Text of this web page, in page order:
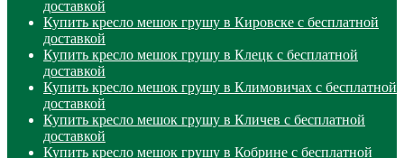
доставкой
Купить кресло мешок грушу в Кировске с бесплатной
доставкой
Купить кресло мешок грушу в Клецк с бесплатной
доставкой
Купить кресло мешок грушу в Климовичах с бесплатной
доставкой
Купить кресло мешок грушу в Кличев с бесплатной
доставкой
Купить кресло мешок грушу в Кобрине с бесплатной